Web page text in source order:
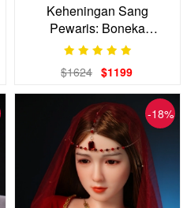
Keheningan Sang
Pewaris: Boneka
Kepercayaan Diri yang
$1624 $1199
-18%